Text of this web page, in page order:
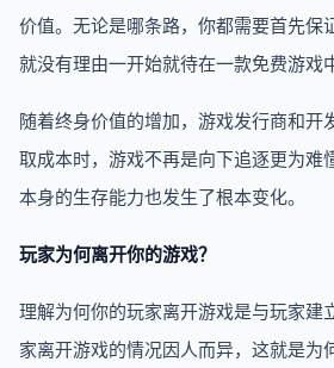
价值。无论是哪条路，你都需要首先保
就没有理由一开始就待在一款免费游戏
随着终身价值的增加，游戏发行商和开
取成本时，游戏不再是向下追逐更为难
本身的生存能力也发生了根本变化。
玩家为何离开你的游戏？
理解为何你的玩家离开游戏是与玩家建
家离开游戏的情况因人而异，这就是为